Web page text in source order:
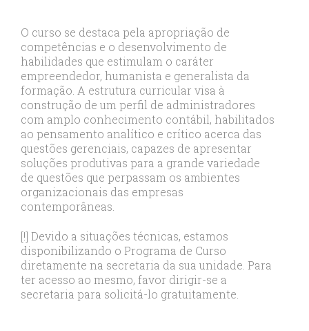
O curso se destaca pela apropriação de
competências e o desenvolvimento de
habilidades que estimulam o caráter
empreendedor, humanista e generalista da
formação. A estrutura curricular visa à
construção de um perfil de administradores
com amplo conhecimento contábil, habilitados
ao pensamento analítico e crítico acerca das
questões gerenciais, capazes de apresentar
soluções produtivas para a grande variedade
de questões que perpassam os ambientes
organizacionais das empresas
contemporâneas.
[!] Devido a situações técnicas, estamos
disponibilizando o Programa de Curso
diretamente na secretaria da sua unidade. Para
ter acesso ao mesmo, favor dirigir-se a
secretaria para solicitá-lo gratuitamente.